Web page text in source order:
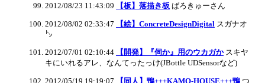
2012/08/23 11:43:09 【板】落描き板 ばろきゅーさん
2012/08/02 02:33:47 【絵】ConcreteDesignDigital スガナオ
㌧
2012/07/01 02:10:44 【開発】『伺か』用のウカガか スキヤ
キにいれるアレ、なんてったっけ(JBottle UDSensorなど)
2012/05/19 19:19:07 【同人】鴨+++KAMO-HOUSE+++鴨 つ